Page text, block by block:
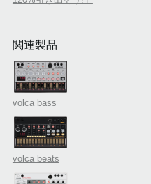
関連製品
volca bass
volca beats